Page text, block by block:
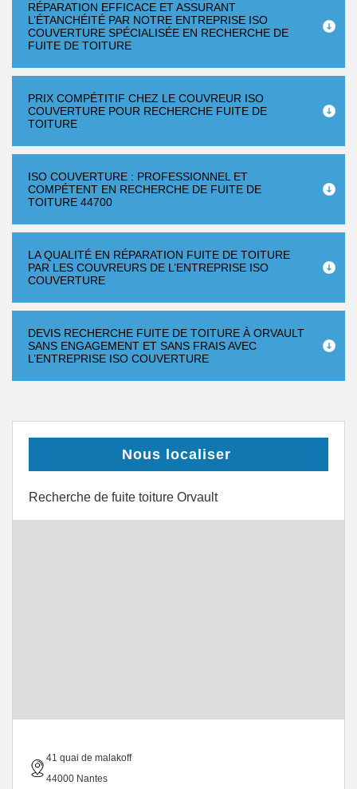
RÉPARATION EFFICACE ET ASSURANT
L’ÉTANCHÉITÉ PAR NOTRE ENTREPRISE ISO
COUVERTURE SPÉCIALISÉE EN RECHERCHE DE
FUITE DE TOITURE
PRIX COMPÉTITIF CHEZ LE COUVREUR ISO
COUVERTURE POUR RECHERCHE FUITE DE
TOITURE
ISO COUVERTURE : PROFESSIONNEL ET
COMPÉTENT EN RECHERCHE DE FUITE DE
TOITURE 44700
LA QUALITÉ EN RÉPARATION FUITE DE TOITURE
PAR LES COUVREURS DE L’ENTREPRISE ISO
COUVERTURE
DEVIS RECHERCHE FUITE DE TOITURE À ORVAULT
SANS ENGAGEMENT ET SANS FRAIS AVEC
L’ENTREPRISE ISO COUVERTURE
Nous localiser
Recherche de fuite toiture Orvault
41 quai de malakoff
44000 Nantes